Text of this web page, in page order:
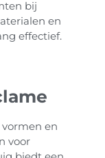
bij
en
effectief.
en
voor